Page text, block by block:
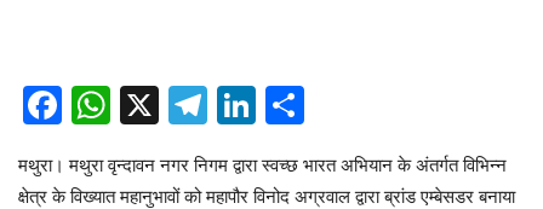
Facebook
WhatsApp
X Telegram
LinkedIn
मथुरा। मथुरा वृन्दावन नगर निगम द्वारा स्वच्छ भारत अभियान के अंतर्गत विभिन्न
क्षेत्र के विख्यात महानुभावों को महापौर विनोद अग्रवाल द्वारा ब्रांड एम्बेसडर बनाया